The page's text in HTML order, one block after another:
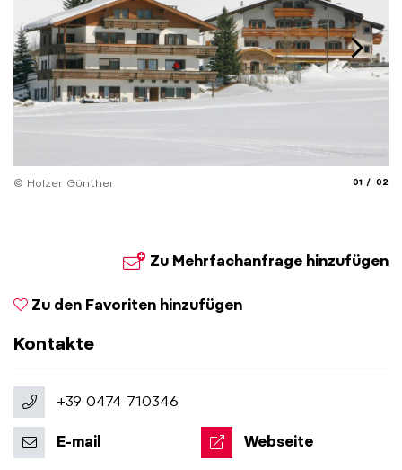
© Holzer Günther 01 02
Zu Mehrfachanfrage hinzufügen
Zu den Favoriten hinzufügen
Kontakte
+39 0474 710346
E-mail Webseite